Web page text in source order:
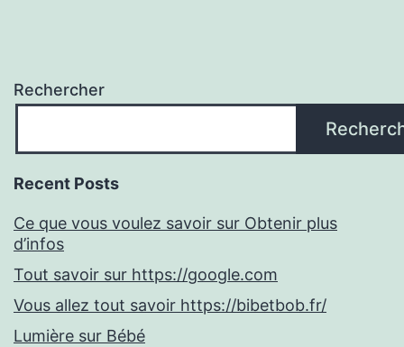
Rechercher
Recent Posts
Ce que vous voulez savoir sur Obtenir plus
d’infos
Tout savoir sur https://google.com
Vous allez tout savoir https://bibetbob.fr/
Lumière sur Bébé